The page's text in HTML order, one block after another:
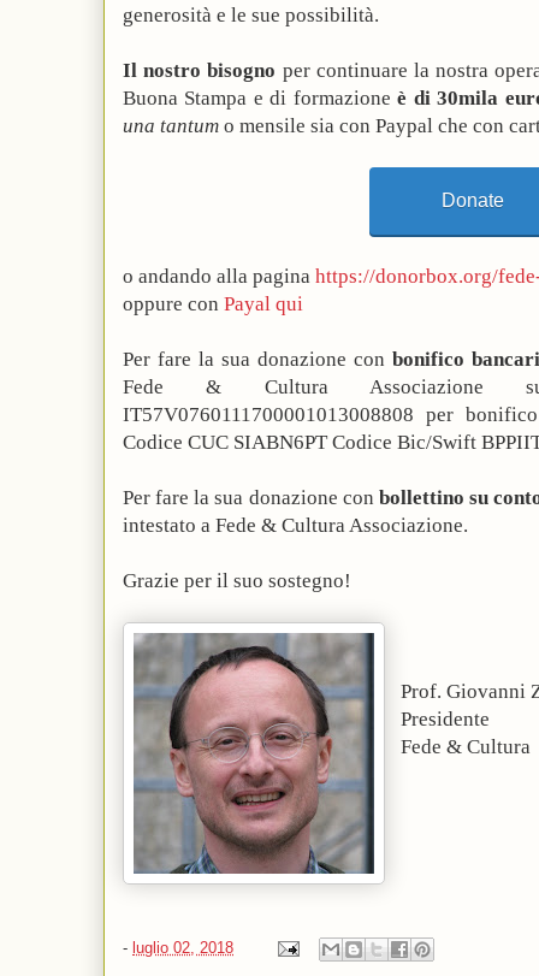
generosità e le sue possibilità.
Il nostro bisogno per continuare la nostra
Buona Stampa e di formazioneè di 30mila
una tantum o mensile sia con Paypal che con
Donate
o andando alla pagina https://donorbox.org/
oppure con Payal qui
Per fare la sua donazione con bonifico
Fede & Cultura Associazione
IT57V0760111700001013008808 per
Codice CUC SIABN6PT Codice Bic/Swift
Per fare la sua donazione con bollettino su
intestato a Fede & Cultura Associazione.
Grazie per il suo sostegno!
Prof. Giovanni
Presidente
Fede & Cultura
- luglio 02, 2018